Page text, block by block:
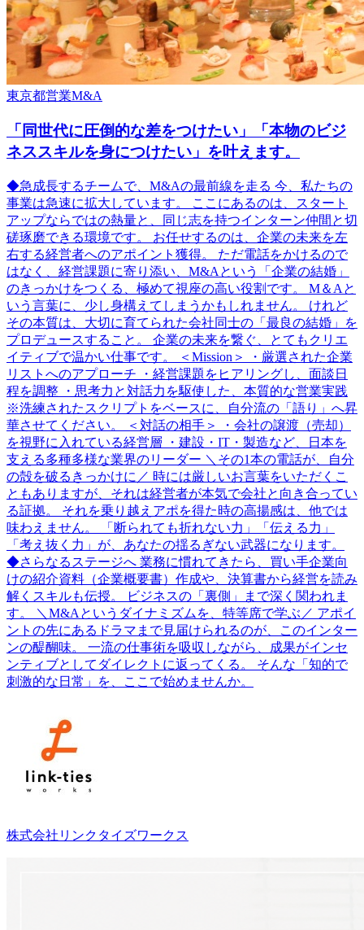
東京都営業M&A
「同世代に圧倒的な差をつけたい」「本物のビジ
ネススキルを身につけたい」を叶えます。
◆急成長するチームで、M&Aの最前線を走る 今、私たちの
事業は急速に拡大しています。 ここにあるのは、スタート
アップならではの熱量と、同じ志を持つインターン仲間と切
磋琢磨できる環境です。 お任せするのは、企業の未来を左
右する経営者へのアポイント獲得。 ただ電話をかけるので
はなく、経営課題に寄り添い、M&Aという「企業の結婚」
のきっかけをつくる、極めて視座の高い役割です。 M＆Aと
いう言葉に、少し身構えてしまうかもしれません。 けれど
その本質は、大切に育てられた会社同士の「最良の結婚」を
プロデュースすること。 企業の未来を繋ぐ、とてもクリエ
イティブで温かい仕事です。 ＜Mission＞ ・厳選された企業
リストへのアプローチ ・経営課題をヒアリングし、面談日
程を調整 ・思考力と対話力を駆使した、本質的な営業実践
※洗練されたスクリプトをベースに、自分流の「語り」へ昇
華させてください。 ＜対話の相手＞ ・会社の譲渡（売却）
を視野に入れている経営層 ・建設・IT・製造など、日本を
支える多種多様な業界のリーダー ＼その1本の電話が、自分
の殻を破るきっかけに／ 時には厳しいお言葉をいただくこ
ともありますが、それは経営者が本気で会社と向き合ってい
る証拠。 それを乗り越えアポを得た時の高揚感は、他では
味わえません。 「断られても折れない力」「伝える力」
「考え抜く力」が、あなたの揺るぎない武器になります。
◆さらなるステージへ 業務に慣れてきたら、買い手企業向
けの紹介資料（企業概要書）作成や、決算書から経営を読み
解くスキルも伝授。 ビジネスの「裏側」まで深く関われま
す。 ＼M&Aというダイナミズムを、特等席で学ぶ／ アポイ
ントの先にあるドラマまで見届けられるのが、このインター
ンの醍醐味。 一流の仕事術を吸収しながら、成果がインセ
ンティブとしてダイレクトに返ってくる。 そんな「知的で
刺激的な日常」を、ここで始めませんか。
株式会社リンクタイズワークス